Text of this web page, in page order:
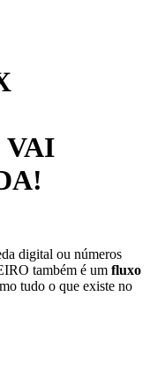
VAI
digital ou números
também é um fluxo
tudo o que existe no